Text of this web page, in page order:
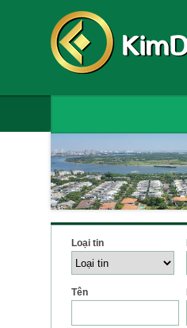
Loại tin
Tên